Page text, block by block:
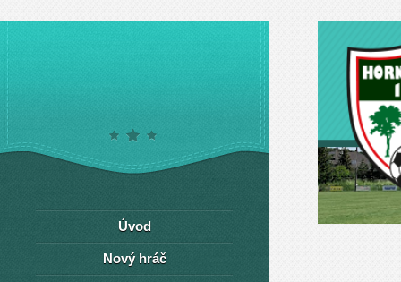
Úvod
Nový hráč